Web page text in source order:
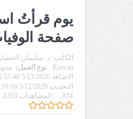
يوم قرأتُ
صفحة
الكاتب: د. سليمان
Kuwait
نوع العمل:
الاضافة 5/13/2026 1:55:48 PM
التحديث 5/12/
AM
المشاهدات 2263